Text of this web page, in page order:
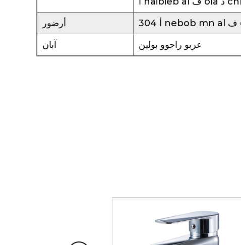
أرضور
آبان
عربو راجوو بولين